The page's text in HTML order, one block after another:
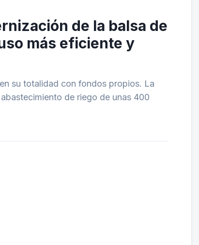
de la balsa de
más eficiente y
su totalidad con fondos propios. La
de riego de unas 400